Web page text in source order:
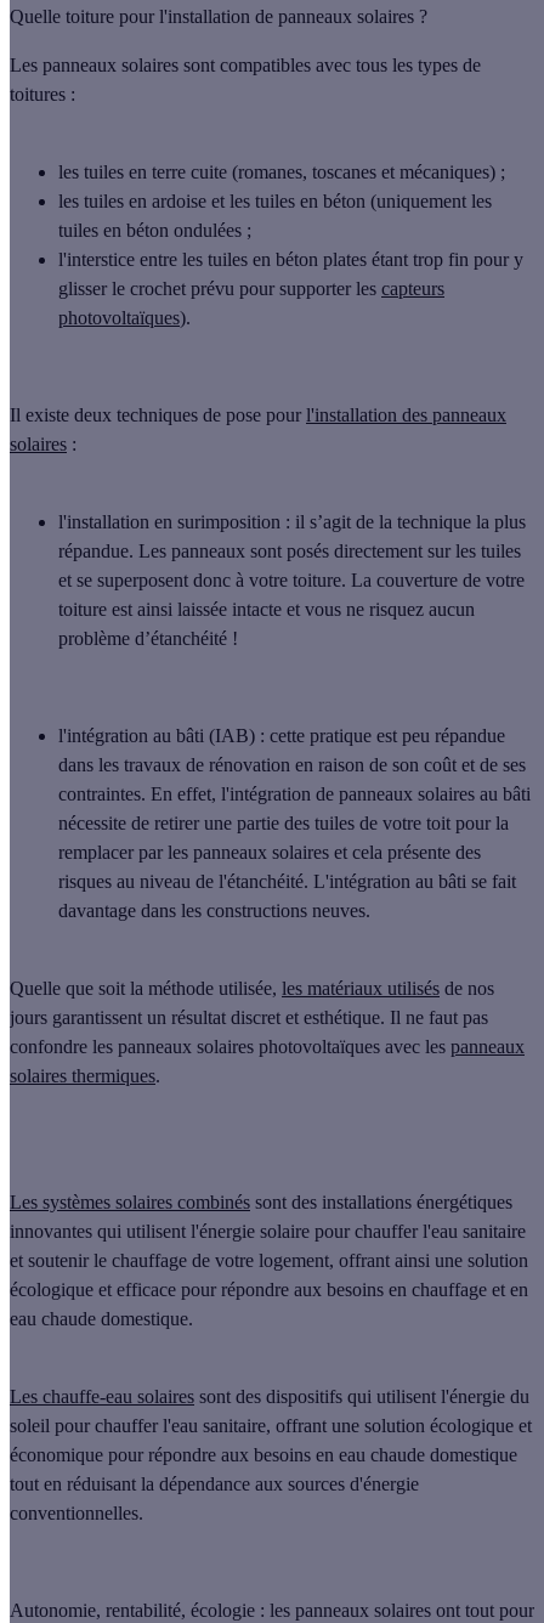
Quelle toiture pour l'installation de panneaux solaires ?
Les panneaux solaires sont compatibles avec tous les types de
toitures :
les tuiles en terre cuite (romanes, toscanes et mécaniques) ;
les tuiles en ardoise et les tuiles en béton (uniquement les
tuiles en béton ondulées ;
l'interstice entre les tuiles en béton plates étant trop fin pour y
glisser le crochet prévu pour supporter les capteurs
photovoltaïques).
Il existe deux techniques de pose pour l'installation des panneaux
solaires :
l'installation en surimposition : il s’agit de la technique la plus
répandue. Les panneaux sont posés directement sur les tuiles
et se superposent donc à votre toiture. La couverture de votre
toiture est ainsi laissée intacte et vous ne risquez aucun
problème d’étanchéité !
l'intégration au bâti (IAB) : cette pratique est peu répandue
dans les travaux de rénovation en raison de son coût et de ses
contraintes. En effet, l'intégration de panneaux solaires au bâti
nécessite de retirer une partie des tuiles de votre toit pour la
remplacer par les panneaux solaires et cela présente des
risques au niveau de l'étanchéité. L'intégration au bâti se fait
davantage dans les constructions neuves.
Quelle que soit la méthode utilisée, les matériaux utilisés de nos
jours garantissent un résultat discret et esthétique. Il ne faut pas
confondre les panneaux solaires photovoltaïques avec les panneaux
solaires thermiques.
Les systèmes solaires combinés sont des installations énergétiques
innovantes qui utilisent l'énergie solaire pour chauffer l'eau sanitaire
et soutenir le chauffage de votre logement, offrant ainsi une solution
écologique et efficace pour répondre aux besoins en chauffage et en
eau chaude domestique.
Les chauffe-eau solaires sont des dispositifs qui utilisent l'énergie du
soleil pour chauffer l'eau sanitaire, offrant une solution écologique et
économique pour répondre aux besoins en eau chaude domestique
tout en réduisant la dépendance aux sources d'énergie
conventionnelles.
Autonomie, rentabilité, écologie : les panneaux solaires ont tout pour